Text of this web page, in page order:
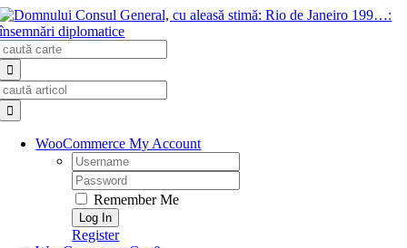
Skip
to
content
WooCommerce My Account
Username:
Password:
Remember Me
Register